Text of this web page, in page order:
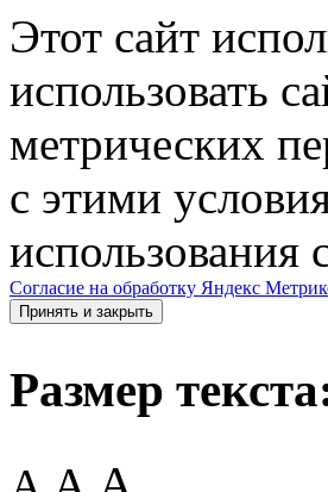
Этот сайт
использовать
метрических
с этими
использования
Согласие на обработку Яндекс
Принять и закрыть
Размер